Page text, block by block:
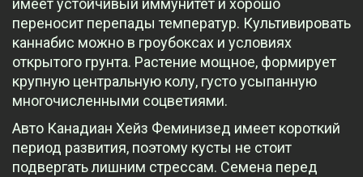
имеет устойчивый иммунитет и хорошо
переносит перепады температур. Культивировать
каннабис можно в гроубоксах и условиях
открытого грунта. Растение мощное, формирует
крупную центральную колу, густо усыпанную
многочисленными соцветиями.
Авто Канадиан Хейз Феминизед имеет короткий
период развития, поэтому кусты не стоит
подвергать лишним стрессам. Семена перед